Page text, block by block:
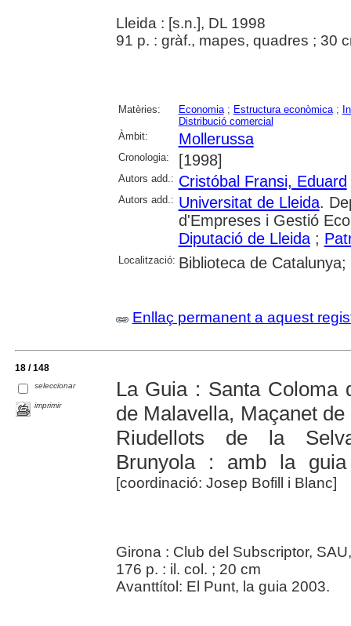
Lleida : [s.n.], DL 1998
91 p. : gràf., mapes, quadres ; 30
Matèries: Economia; Estructura econòmica;
Distribució comercial
Àmbit:
Mollerussa
Cronologia: [1998]
Autors add.: Cristóbal Fransi, Eduard
Autors add.: Universitat de Lleida.
d'Empreses i Gestió
Diputació de Lleida;
Localització: Biblioteca de
Enllaç permanent a aquest
18 / 148
seleccionar
imprimir
La Guia : Santa Coloma
de Malavella, Maçanet
Riudellots de la
Brunyola : amb la
[coordinació: Josep Bofill i Blanc]
Girona : Club del Subscriptor,
176 p. : il. col. ; 20 cm
Avanttítol: El Punt, la guia 2003.